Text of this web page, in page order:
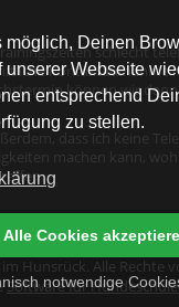
möglich, Deinen
unserer Webseite
entsprechend
zu stellen.
notwendige
Alle Cookies
schlecht
Kontaktaufnahme
können wir
dass ich keine
machen kann,
|
Vertrag widerrufen
Hunsrück. Alle Rechte
Software für